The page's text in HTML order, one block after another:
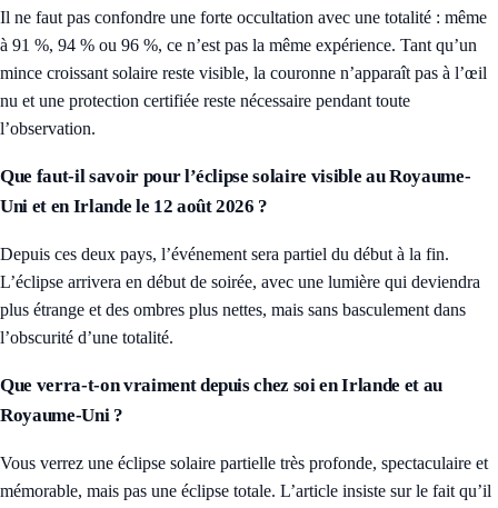
Il ne faut pas confondre une forte occultation avec une totalité : même
à 91 %, 94 % ou 96 %, ce n’est pas la même expérience. Tant qu’un
mince croissant solaire reste visible, la couronne n’apparaît pas à l’œil
nu et une protection certifiée reste nécessaire pendant toute
l’observation.
Que faut-il savoir pour l’éclipse solaire visible au Royaume-
Uni et en Irlande le 12 août 2026 ?
Depuis ces deux pays, l’événement sera partiel du début à la fin.
L’éclipse arrivera en début de soirée, avec une lumière qui deviendra
plus étrange et des ombres plus nettes, mais sans basculement dans
l’obscurité d’une totalité.
Que verra-t-on vraiment depuis chez soi en Irlande et au
Royaume-Uni ?
Vous verrez une éclipse solaire partielle très profonde, spectaculaire et
mémorable, mais pas une éclipse totale. L’article insiste sur le fait qu’il